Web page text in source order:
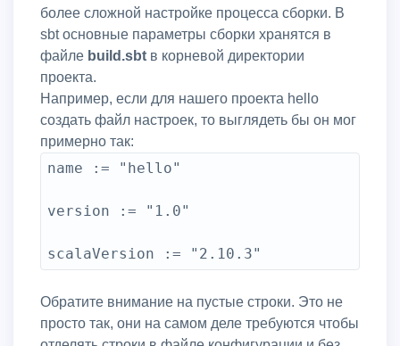
более сложной настройке процесса сборки. В
sbt основные параметры сборки хранятся в
файле build.sbt в корневой директории
проекта.
Например, если для нашего проекта hello
создать файл настроек, то выглядеть бы он мог
примерно так:
name := "hello"
version := "1.0"
Обратите внимание на пустые строки. Это не
просто так, они на самом деле требуются чтобы